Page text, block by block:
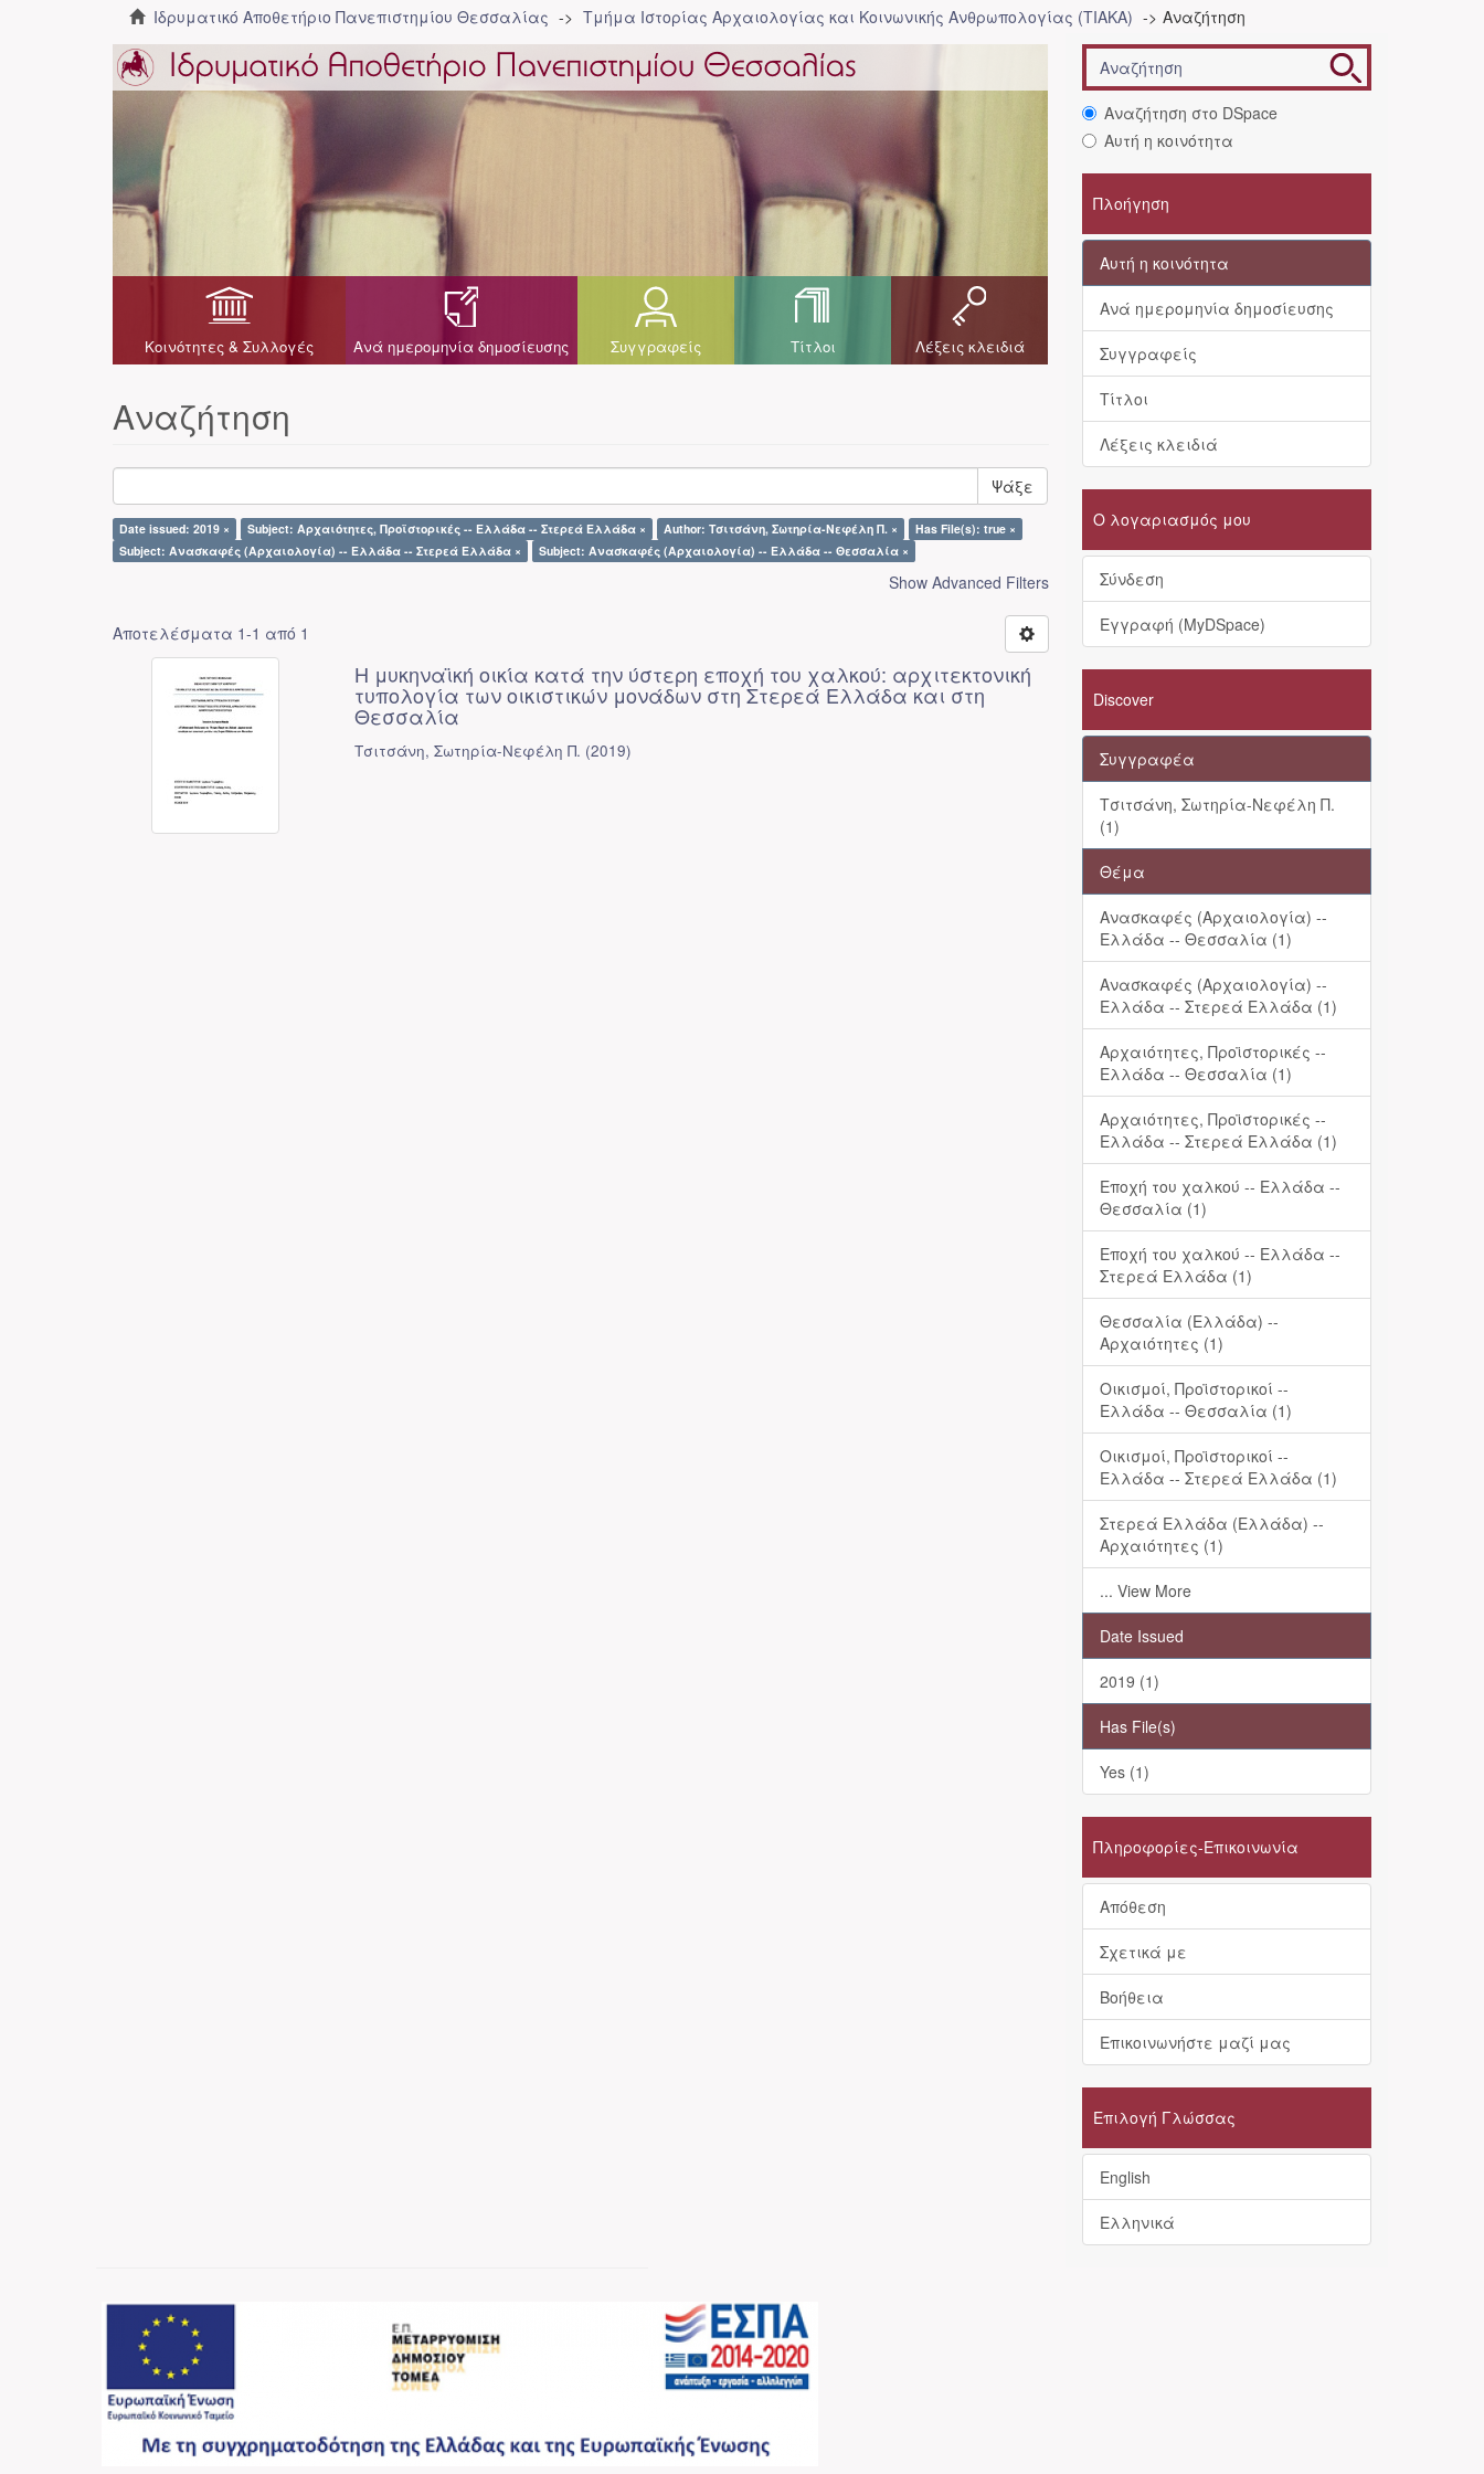
Ιδρυματικό Αποθετήριο Πανεπιστημίου Θεσσαλίας Τμήμα Ιστορίας Αρχαιολογίας και Κοινωνικής Ανθρωπολογίας (ΤΙΑΚΑ) Αναζήτηση
Κοινότητες & Συλλογές Ανά ημερομηνία δημοσίευσης Συγγραφείς Τίτλοι Λέξεις κλειδιά
Αναζήτηση
Ψάξε
Date issued: 2019 × Subject: Αρχαιότητες, Προϊστορικές -- Ελλάδα -- Στερεά Ελλάδα × Author: Τσιτσάνη, Σωτηρία-Νεφέλη Π. ×
Has File(s): true ×
Subject: Ανασκαφές (Αρχαιολογία) -- Ελλάδα -- Στερεά Ελλάδα ×
Subject: Ανασκαφές (Αρχαιολογία) -- Ελλάδα -- Θεσσαλία ×
Show Advanced Filters
Αποτελέσματα 1-1 από 1
Η μυκηναϊκή οικία κατά την ύστερη εποχή του χαλκού: αρχιτεκτονική
τυπολογία των οικιστικών μονάδων στη Στερεά Ελλάδα και στη
Θεσσαλία
Τσιτσάνη, Σωτηρία-Νεφέλη Π. (2019)
Αναζήτηση στο DSpace
Αυτή η κοινότητα
Πλοήγηση
Αυτή η κοινότητα
Ανά ημερομηνία δημοσίευσης
Συγγραφείς
Τίτλοι
Λέξεις κλειδιά
Ο λογαριασμός μου
Σύνδεση
Εγγραφή (MyDSpace)
Discover
Συγγραφέα
Τσιτσάνη, Σωτηρία-Νεφέλη Π.
(1)
Θέμα
Ανασκαφές (Αρχαιολογία) --
Ελλάδα -- Θεσσαλία (1)
Ανασκαφές (Αρχαιολογία) --
Ελλάδα -- Στερεά Ελλάδα (1)
Αρχαιότητες, Προϊστορικές --
Ελλάδα -- Θεσσαλία (1)
Αρχαιότητες, Προϊστορικές --
Ελλάδα -- Στερεά Ελλάδα (1)
Εποχή του χαλκού -- Ελλάδα --
Θεσσαλία (1)
Εποχή του χαλκού -- Ελλάδα --
Στερεά Ελλάδα (1)
Θεσσαλία (Ελλάδα) --
Αρχαιότητες (1)
Οικισμοί, Προϊστορικοί --
Ελλάδα -- Θεσσαλία (1)
Οικισμοί, Προϊστορικοί --
Ελλάδα -- Στερεά Ελλάδα (1)
Στερεά Ελλάδα (Ελλάδα) --
Αρχαιότητες (1)
... View More
Date Issued
2019 (1)
Has File(s)
Yes (1)
Πληροφορίες-Επικοινωνία
Απόθεση
Σχετικά με
Βοήθεια
Επικοινωνήστε μαζί μας
Επιλογή Γλώσσας
English
Ελληνικά